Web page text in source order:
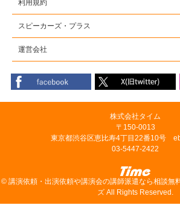
利用規約
スピーカーズ・プラス
運営会社
株式会社タイム
〒150-0013
東京都渋谷区恵比寿4丁目22番10号
03-5447-2422
© 講演依頼・出演依頼や講演会の講師派遣なら相談無
ズ All Rights Reserved.